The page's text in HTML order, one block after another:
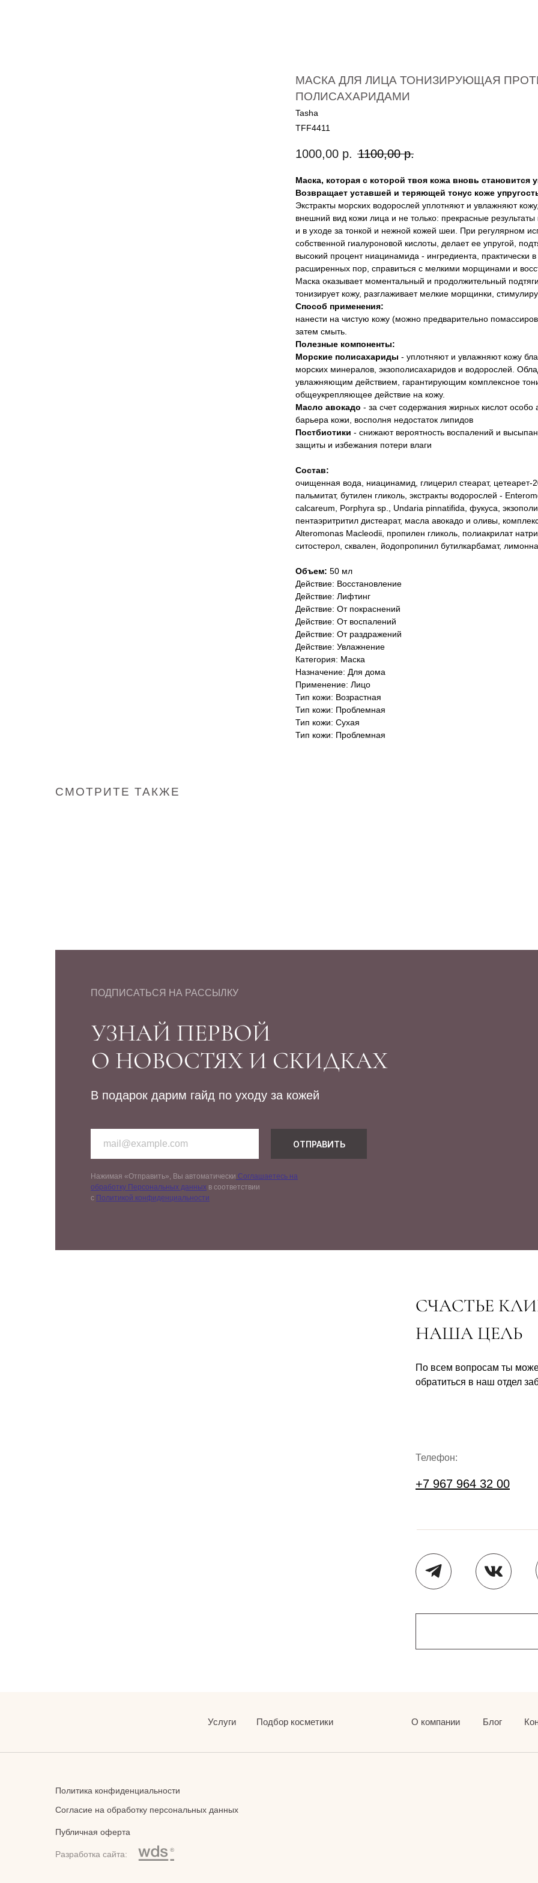
МАСКА ДЛЯ ЛИЦА ТОНИЗИРУЮЩАЯ
ПОЛИСАХАРИДАМИ
Tasha
TFF4411
1000,00 р. 1100,00 р.
Маска, которая с которой твоя кожа вновь становится
Возвращает уставшей и теряющей тонус коже
Экстракты морских водорослей уплотняют и увлажняют
внешний вид кожи лица и не только: прекрасные результаты
и в уходе за тонкой и нежной кожей шеи. При регулярном
собственной гиалуроновой кислоты, делает ее упругой,
высокий процент ниацинамида - ингредиента, практически
расширенных пор, справиться с мелкими морщинами и
Маска оказывает моментальный и продолжительный
тонизирует кожу, разглаживает мелкие морщинки,
Способ применения:
нанести на чистую кожу (можно предварительно
затем смыть.
Полезные компоненты:
Морские полисахариды - уплотняют и увлажняют кожу
морских минералов, экзополисахаридов и водорослей.
увлажняющим действием, гарантирующим комплексное
общеукрепляющее действие на кожу.
Масло авокадо - за счет содержания жирных кислот особо
барьера кожи, восполня недостаток липидов
Постбиотики - снижают вероятность воспалений и
защиты и избежания потери влаги
Состав:
очищенная вода, ниацинамид, глицерил стеарат, цетеарет-
пальмитат, бутилен гликоль, экстракты водорослей -
calcareum, Porphyra sp., Undaria pinnatifida, фукуса,
пентаэритритил дистеарат, масла авокадо и оливы,
Alteromonas Macleodii, пропилен гликоль, полиакрилат
ситостерол, сквален, йодопропинил бутилкарбамат,
Объем: 50 мл
Действие: Восстановление
Действие: Лифтинг
Действие: От покраснений
Действие: От воспалений
Действие: От раздражений
Действие: Увлажнение
Категория: Маска
Назначение: Для дома
Применение: Лицо
Тип кожи: Возрастная
Тип кожи: Проблемная
Тип кожи: Сухая
Тип кожи: Проблемная
СМОТРИТЕ ТАКЖЕ
ПОДПИСАТЬСЯ НА РАССЫЛКУ
УЗНАЙ ПЕРВОЙ
О НОВОСТЯХ И СКИДКАХ
В подарок дарим гайд по уходу за кожей
ОТПРАВИТЬ
Нажимая «Отправить», Вы автоматически Соглашаетесь на
обработку Персональных данных в соответствии
с Политикой конфиденциальности
СЧАСТЬЕ
НАША ЦЕЛЬ
По всем вопросам ты
обратиться в наш отдел
Телефон:
+7 967 964 32 00
Услуги Подбор косметики О компании Блог
Политика конфиденциальности
Публичная оферта
Согласие на обработку персональных данных
Разработка сайта: